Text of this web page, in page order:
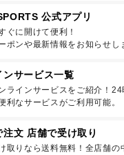
公式アプリ
ぐに開けて便利！
ポンや最新情報をお知らせし
ンサービス一覧
ラインサービスをご紹介！
利なサービスがご利用可能。
注文 店舗で受け取り
取りなら送料無料！全店舗の